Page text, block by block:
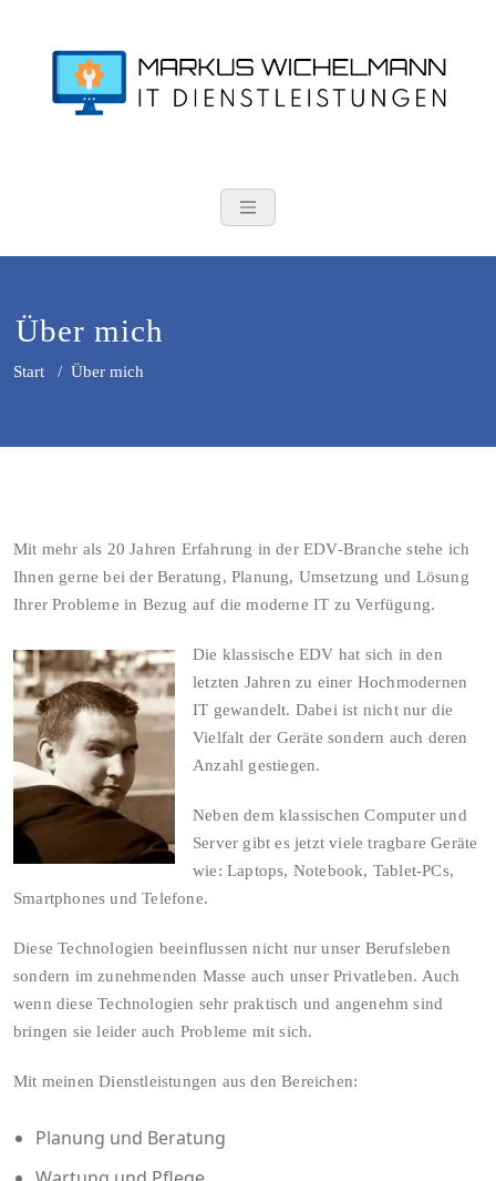
Markus
Über mich
Start / Über mich
Mit mehr als 20 Jahren Erfahrung in der EDV-Branche stehe ich
Ihnen gerne bei der Beratung, Planung, Umsetzung und Lösung
Ihrer Probleme in Bezug auf die moderne IT zu Verfügung.
Die klassische EDV hat sich in den
letzten Jahren zu einer Hochmodernen
IT gewandelt. Dabei ist nicht nur die
Vielfalt der Geräte sondern auch deren
Anzahl gestiegen.
Neben dem klassischen Computer und
Server gibt es jetzt viele tragbare Geräte
wie: Laptops, Notebook, Tablet-PCs,
Smartphones und Telefone.
Diese Technologien beeinflussen nicht nur unser Berufsleben
sondern im zunehmenden Masse auch unser Privatleben. Auch
wenn diese Technologien sehr praktisch und angenehm sind
bringen sie leider auch Probleme mit sich.
Mit meinen Dienstleistungen aus den Bereichen:
Planung und Beratung